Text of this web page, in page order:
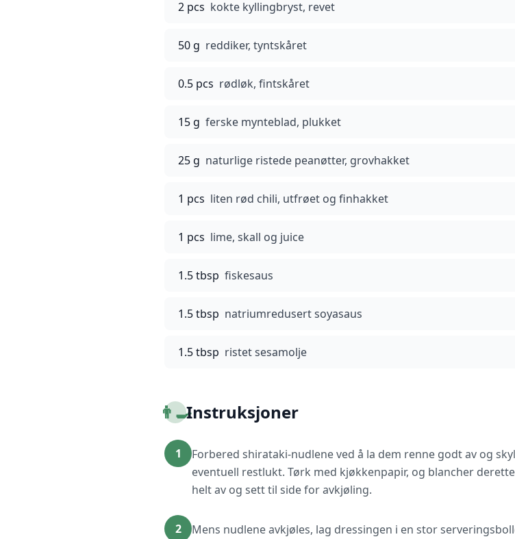
2 pcs kokte kyllingbryst, revet
50 g reddiker, tyntskåret
0.5 pcs rødløk, fintskåret
15 g ferske mynteblad, plukket
25 g naturlige ristede peanøtter, grovhakket
1 pcs liten rød chili, utfrøet og finhakket
1 pcs lime, skall og juice
1.5 tbsp fiskesaus
1.5 tbsp natriumredusert soyasaus
1.5 tbsp ristet sesamolje
👨‍🍳Instruksjoner
1
Forbered shirataki-nudlene ved å la dem renne godt av og
eventuell restlukt. Tørk med kjøkkenpapir, og blancher
helt av og sett til side for avkjøling.
2
Mens nudlene avkjøles, lag dressingen i en stor